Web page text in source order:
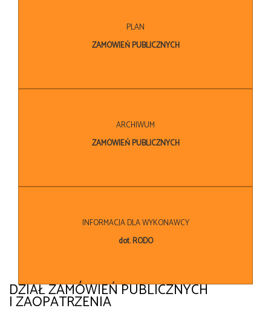
PLAN
ZAMÓWIEŃ PUBLICZNYCH
ARCHIWUM
ZAMÓWIEŃ PUBLICZNYCH
INFORMACJA DLA WYKONAWCY
dot. RODO
DZIAŁ ZAMÓWIEŃ PUBLICZNYCH
I ZAOPATRZENIA